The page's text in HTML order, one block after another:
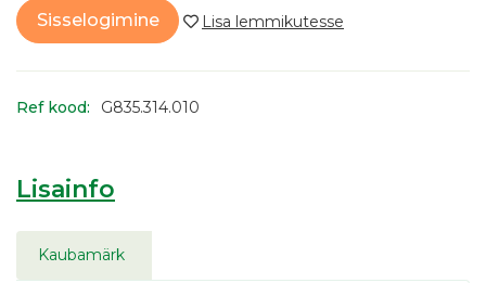
Sisselogimine
Ref kood: G835.314.010
Lisainfo
Kaubamärk